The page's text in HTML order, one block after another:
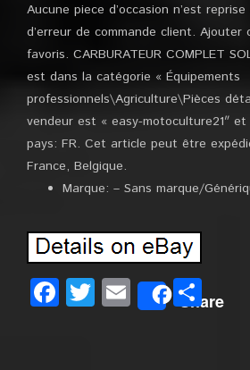
Aucune piece d’occasion n’est
d’erreur de commande client.
favoris. CARBURATEUR COMPLET
est dans la catégorie « Équipements
professionnels\Agriculture\Pièces
vendeur est « easy-motoculture21″
pays: FR. Cet article peut être
France, Belgique.
Marque: – Sans marque/
Facebook
Twitter
EmailShare